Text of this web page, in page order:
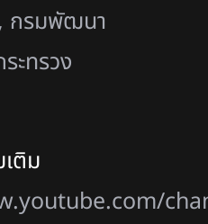
กรมพัฒนา
ะทรวง
ติม